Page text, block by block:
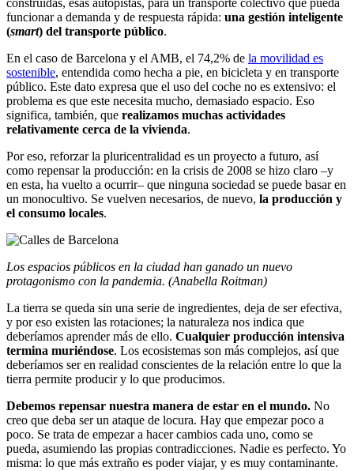
construidas, esas autopistas, para un transporte colectivo que pueda
funcionar a demanda y de respuesta rápida: una gestión inteligente
(smart) del transporte público.
En el caso de Barcelona y el AMB, el 74,2% de la movilidad es
sostenible, entendida como hecha a pie, en bicicleta y en transporte
público. Este dato expresa que el uso del coche no es extensivo: el
problema es que este necesita mucho, demasiado espacio. Eso
significa, también, que realizamos muchas actividades
relativamente cerca de la vivienda.
Por eso, reforzar la pluricentralidad es un proyecto a futuro, así
como repensar la producción: en la crisis de 2008 se hizo claro –y
en esta, ha vuelto a ocurrir– que ninguna sociedad se puede basar en
un monocultivo. Se vuelven necesarios, de nuevo, la producción y
el consumo locales.
Los espacios públicos en la ciudad han ganado un nuevo
protagonismo con la pandemia. (Anabella Roitman)
La tierra se queda sin una serie de ingredientes, deja de ser efectiva,
y por eso existen las rotaciones; la naturaleza nos indica que
deberíamos aprender más de ello. Cualquier producción intensiva
termina muriéndose. Los ecosistemas son más complejos, así que
deberíamos ser en realidad conscientes de la relación entre lo que la
tierra permite producir y lo que producimos.
Debemos repensar nuestra manera de estar en el mundo. No
creo que deba ser un ataque de locura. Hay que empezar poco a
poco. Se trata de empezar a hacer cambios cada uno, como se
pueda, asumiendo las propias contradicciones. Nadie es perfecto. Yo
misma: lo que más extraño es poder viajar, y es muy contaminante.